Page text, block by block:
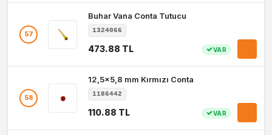
57
Buhar Vana Conta Tutucu
1324066
473.88 TL VAR
58
12,5x5,8 mm Kırmızı Conta
1186442
110.88 TL VAR